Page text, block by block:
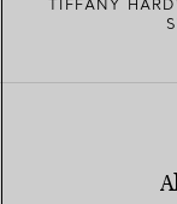
TIFFANY